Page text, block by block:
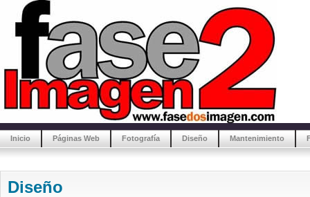
Inicio Páginas Web Fotografía Diseño Mantenimiento
Diseño